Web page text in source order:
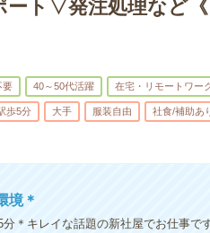
ート▽発注処理など
要 40～50代活躍 在宅・リモートワー
歩5分 大手 服装自由 社食/補助あ
境＊
＊キレイな話題の新社屋でお仕事で